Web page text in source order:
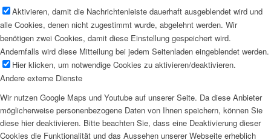
Aktivieren, damit die Nachrichtenleiste dauerhaft ausgeblendet wird und
alle Cookies, denen nicht zugestimmt wurde, abgelehnt werden. Wir
benötigen zwei Cookies, damit diese Einstellung gespeichert wird.
Andernfalls wird diese Mitteilung bei jedem Seitenladen eingeblendet werden.
Hier klicken, um notwendige Cookies zu aktivieren/deaktivieren.
Andere externe Dienste
Wir nutzen Google Maps und Youtube auf unserer Seite. Da diese Anbieter
möglicherweise personenbezogene Daten von Ihnen speichern, können Sie
diese hier deaktivieren. Bitte beachten Sie, dass eine Deaktivierung dieser
Cookies die Funktionalität und das Aussehen unserer Webseite erheblich